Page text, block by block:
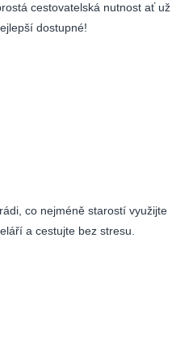
cestovatelská nutnost ať už
dostupné!
co nejméně starostí využijte
a cestujte bez stresu.